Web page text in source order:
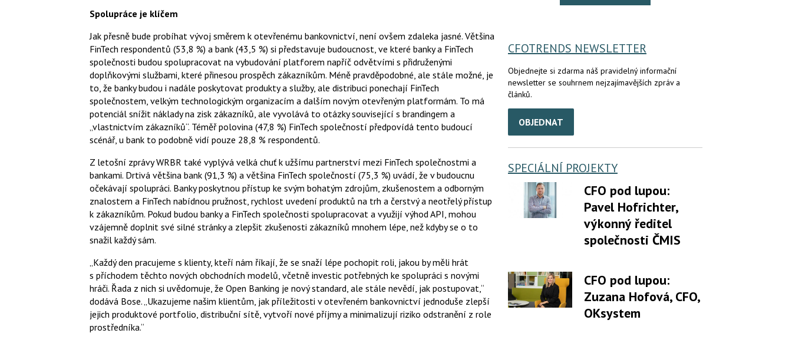
Spolupráce je klíčem
Jak přesně bude probíhat vývoj směrem k otevřenému bankovnictví, není ovšem zdaleka jasné. Většina
FinTech respondentů (53,8 %) a bank (43,5 %) si představuje budoucnost, ve které banky a FinTech
společnosti budou spolupracovat na vybudování platforem napříč odvětvími s přidruženými
doplňkovými službami, které přinesou prospěch zákazníkům. Méně pravděpodobné, ale stále možné, je
to, že banky budou i nadále poskytovat produkty a služby, ale distribuci ponechají FinTech
společnostem, velkým technologickým organizacím a dalším novým otevřeným platformám. To má
potenciál snížit náklady na zisk zákazníků, ale vyvolává to otázky související s brandingem a
„vlastnictvím zákazníků“. Téměř polovina (47,8 %) FinTech společností předpovídá tento budoucí
scénář, u bank to podobně vidí pouze 28,8 % respondentů.
Z letošní zprávy WRBR také vyplývá velká chuť k užšímu partnerství mezi FinTech společnostmi a
bankami. Drtivá většina bank (91,3 %) a většina FinTech společností (75,3 %) uvádí, že v budoucnu
očekávají spolupráci. Banky poskytnou přístup ke svým bohatým zdrojům, zkušenostem a odborným
znalostem a FinTech nabídnou pružnost, rychlost uvedení produktů na trh a čerstvý a neotřelý přístup
k zákazníkům. Pokud budou banky a FinTech společnosti spolupracovat a využijí výhod API, mohou
vzájemně doplnit své silné stránky a zlepšit zkušenosti zákazníků mnohem lépe, než kdyby se o to
snažil každý sám.
„Každý den pracujeme s klienty, kteří nám říkají, že se snaží lépe pochopit roli, jakou by měli hrát
s příchodem těchto nových obchodních modelů, včetně investic potřebných ke spolupráci s novými
hráči. Řada z nich si uvědomuje, že Open Banking je nový standard, ale stále nevědí, jak postupovat,“
dodává Bose. „Ukazujeme našim klientům, jak příležitosti v otevřeném bankovnictví jednoduše zlepší
jejich produktové portfolio, distribuční sítě, vytvoří nové příjmy a minimalizují riziko odstranění z role
prostředníka.“
CFOTRENDS NEWSLETTER
Objednejte si zdarma náš pravidelný informační
newsletter se souhrnem nejzajímavějších zpráv a
článků.
OBJEDNAT
SPECIÁLNÍ PROJEKTY
CFO pod lupou:
Pavel Hofrichter,
výkonný ředitel
společnosti ČMIS
CFO pod lupou:
Zuzana Hofová, CFO,
OKsystem